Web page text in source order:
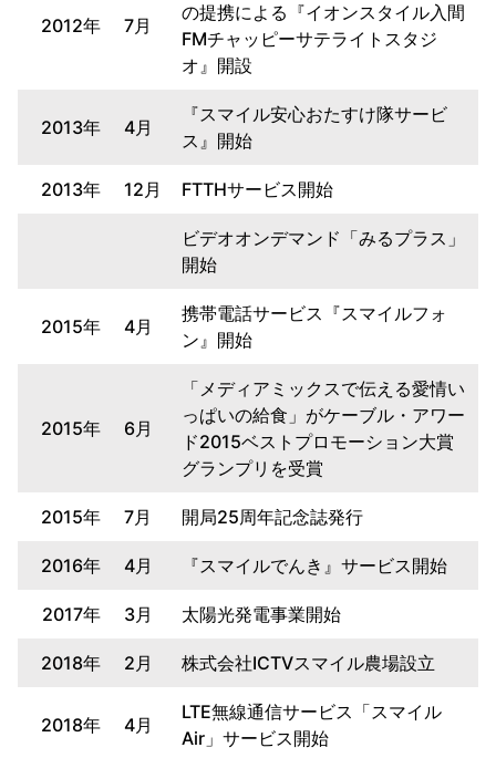
2012年 7月
の提携による『イオンスタイル入間
FMチャッピーサテライトスタジ
オ』開設
2013年 4月
『スマイル安心おたすけ隊サービ
ス』開始
2013年 12月 FTTHサービス開始
ビデオオンデマンド「みるプラス」
開始
2015年 4月
携帯電話サービス『スマイルフォ
ン』開始
2015年 6月
「メディアミックスで伝える愛情い
っぱいの給食」がケーブル・アワー
ド2015ベストプロモーション大賞
グランプリを受賞
2015年 7月 開局25周年記念誌発行
2016年 4月 『スマイルでんき』サービス開始
2017年 3月 太陽光発電事業開始
2018年 2月 株式会社ICTVスマイル農場設立
2018年 4月
LTE無線通信サービス「スマイル
Air」サービス開始